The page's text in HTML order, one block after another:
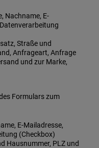
Nachname, E-
Straße und
Anfrageart, Anfrage
und zur Marke,
Formulars zum
E-Mailadresse,
(Checkbox)
Hausnummer, PLZ und